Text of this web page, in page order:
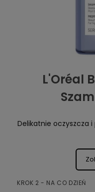
L'Oréal
Delikatnie oczyszcza
KROK 2 - NA CO DZIEŃ